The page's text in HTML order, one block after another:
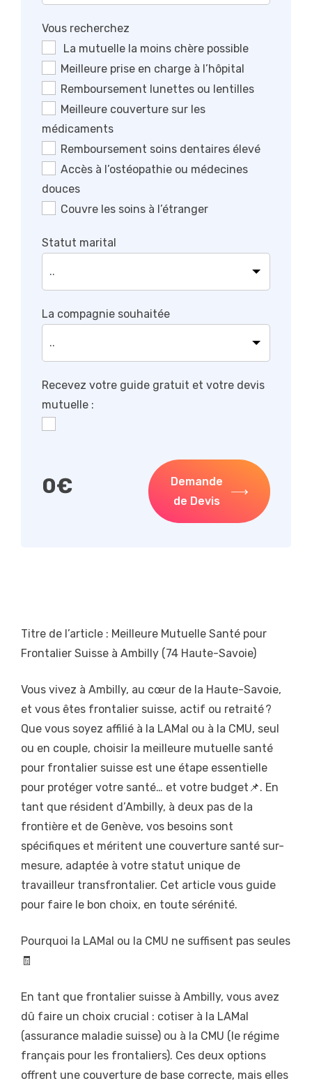
Vous recherchez
La mutuelle la moins chère possible
Meilleure prise en charge à l’hôpital
Remboursement lunettes ou lentilles
Meilleure couverture sur les
médicaments
Remboursement soins dentaires élevé
Accès à l’ostéopathie ou médecines
douces
Couvre les soins à l’étranger
Statut marital
La compagnie souhaitée
Recevez votre guide gratuit et votre devis
mutuelle :
0€
Demande
de Devis
Titre de l’article : Meilleure Mutuelle Santé pour
Frontalier Suisse à Ambilly (74 Haute-Savoie)
Vous vivez à Ambilly, au cœur de la Haute-Savoie,
et vous êtes frontalier suisse, actif ou retraité ?
Que vous soyez affilié à la LAMal ou à la CMU, seul
ou en couple, choisir la meilleure mutuelle santé
pour frontalier suisse est une étape essentielle
pour protéger votre santé… et votre budget📌. En
tant que résident d’Ambilly, à deux pas de la
frontière et de Genève, vos besoins sont
spécifiques et méritent une couverture santé sur-
mesure, adaptée à votre statut unique de
travailleur transfrontalier. Cet article vous guide
pour faire le bon choix, en toute sérénité.
Pourquoi la LAMal ou la CMU ne suffisent pas seules
🧾
En tant que frontalier suisse à Ambilly, vous avez
dû faire un choix crucial : cotiser à la LAMal
(assurance maladie suisse) ou à la CMU (le régime
français pour les frontaliers). Ces deux options
offrent une couverture de base correcte, mais elles